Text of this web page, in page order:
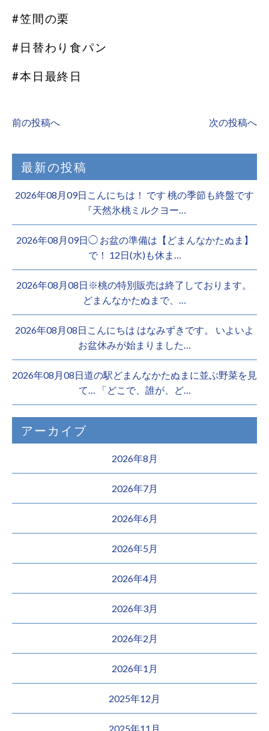
#笠間の栗
#日替わり食パン
#本日最終日
前の投稿へ 次の投稿へ
最新の投稿
2026年08月09日こんにちは！ です 桃の季節も終盤です
『天然氷桃ミルクヨー…
2026年08月09日◯ お盆の準備は【どまんなかたぬま】
で！ 12日(水)も休ま…
2026年08月08日※桃の特別販売は終了しております。 ️
どまんなかたぬまで、…
2026年08月08日こんにちは はなみずきです。 いよいよ
お盆休みが始まりました…
2026年08月08日道の駅どまんなかたぬまに並ぶ野菜を見
て… 「どこで、誰が、ど…
アーカイブ
2026年8月
2026年7月
2026年6月
2026年5月
2026年4月
2026年3月
2026年2月
2026年1月
2025年12月
2025年11月